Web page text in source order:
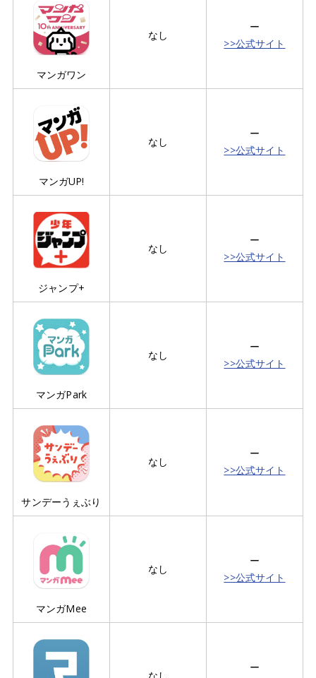
マンガワン
なし
ー
>>公式サイト
マンガUP!
なし
ー
>>公式サイト
ジャンプ+
なし
ー
>>公式サイト
マンガPark
なし
ー
>>公式サイト
サンデーうぇぶり
なし
ー
>>公式サイト
マンガMee
なし
ー
>>公式サイト
ー